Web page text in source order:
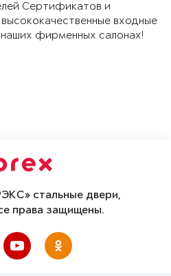
Сертификатов и
входные
фирменных салонах!
стальные двери,
права защищены.